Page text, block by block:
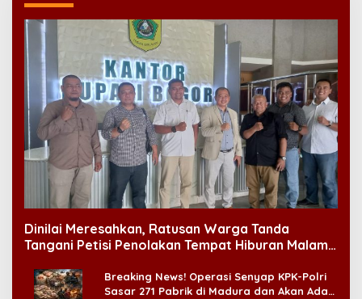
Dinilai Meresahkan, Ratusan Warga Tanda
Tangani Petisi Penolakan Tempat Hiburan Malam
Breaking News! Operasi Senyap KPK-Polri
Sasar 271 Pabrik di Madura dan Akan Ada